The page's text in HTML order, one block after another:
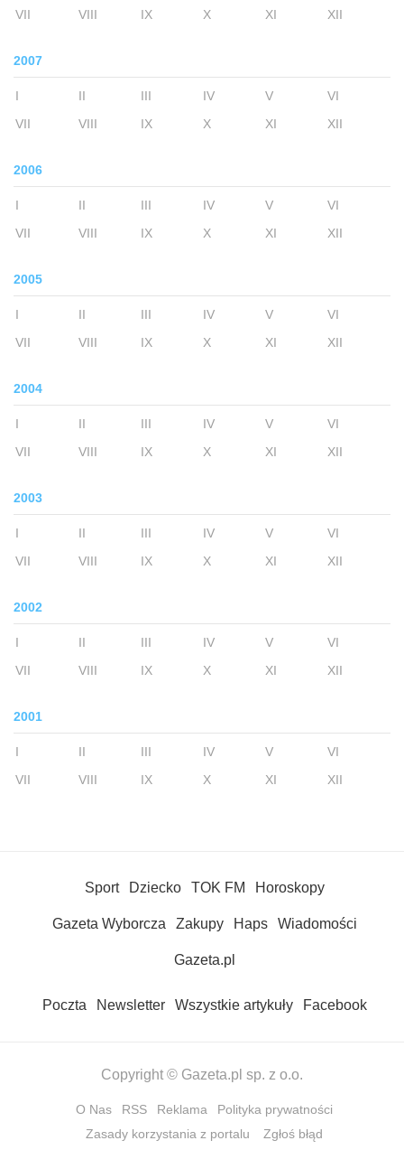
VII
VIII IX X XI XII
2007
I II III IV V
VI
VII
VIII IX X XI XII
2006
I II III IV V
VI
VII
VIII IX X XI XII
2005
I II III IV V
VI
VII
VIII IX X XI XII
2004
I II III IV V
VI
VII
VIII IX X XI XII
2003
I II III IV V
VI
VII
VIII IX X XI XII
2002
I II III IV V
VI
VII
VIII IX X XI XII
2001
I II III IV V
VI
VII
VIII IX X XI XII
Sport Dziecko TOK FM Horoskopy
Gazeta Wyborcza Zakupy Haps Wiadomości
Gazeta.pl
Poczta Newsletter Wszystkie artykuły Facebook
Copyright © Gazeta.pl sp. z o.o.
O Nas RSS Reklama
Polityka prywatności
Zasady korzystania z portalu
Zgłoś błąd